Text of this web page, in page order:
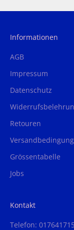
Informationen
AGB
Impressum
Datenschutz
Retouren
Grössentabelle
Jobs
Kontakt
Telefon: